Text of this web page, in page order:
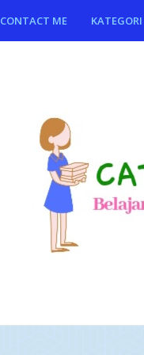
CONTACT ME KATEGORI